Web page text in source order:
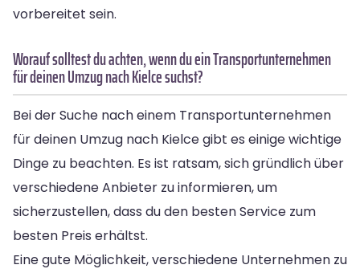
vorbereitet sein.
Worauf solltest du achten, wenn du ein Transportunternehmen
für deinen Umzug nach Kielce suchst?
Bei der Suche nach einem Transportunternehmen
für deinen Umzug nach Kielce gibt es einige wichtige
Dinge zu beachten. Es ist ratsam, sich gründlich über
verschiedene Anbieter zu informieren, um
sicherzustellen, dass du den besten Service zum
besten Preis erhältst.
Eine gute Möglichkeit, verschiedene Unternehmen zu